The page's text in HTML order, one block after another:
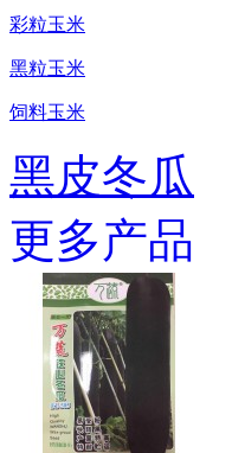
彩粒玉米
黑粒玉米
饲料玉米
黑皮冬瓜
更多产品